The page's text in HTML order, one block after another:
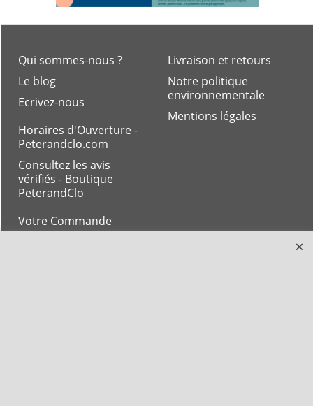
Livraison et retours
Notre politique
environnementale
Mentions légales
Qui sommes-nous ?
Le blog
Ecrivez-nous
Horaires d'Ouverture -
Peterandclo.com
Consultez les avis
vérifiés - Boutique
PeterandClo
Votre Commande